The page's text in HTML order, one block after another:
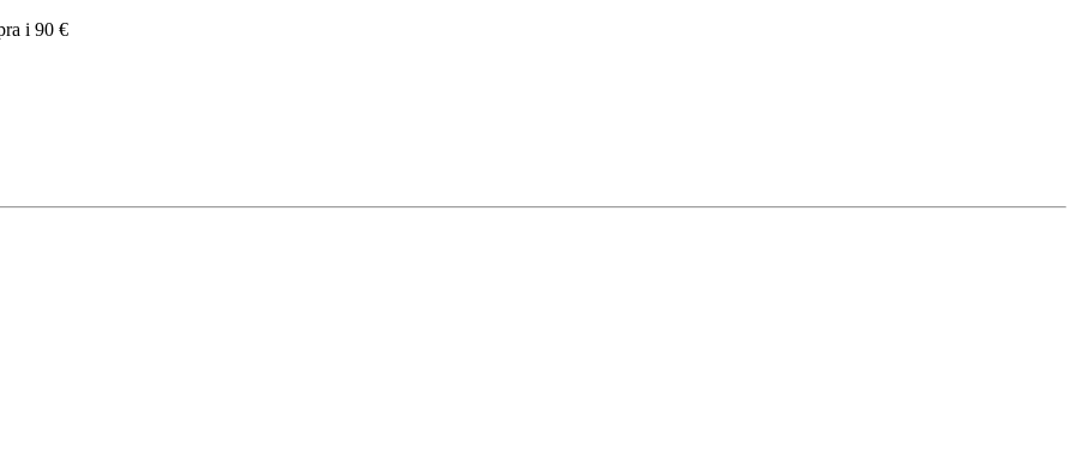
i 90 €